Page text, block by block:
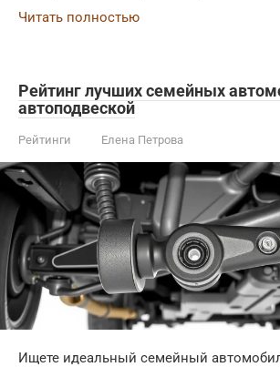
Читать полностью
Рейтинг лучших семейных
автоподвеской
Рейтинги Елена Петрова
Ищете идеальный семейный